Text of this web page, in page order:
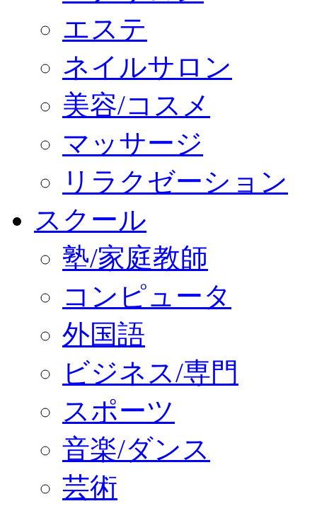
エステ
ネイルサロン
美容/コスメ
マッサージ
リラクゼーション
スクール
塾/家庭教師
コンピュータ
外国語
ビジネス/専門
スポーツ
音楽/ダンス
芸術